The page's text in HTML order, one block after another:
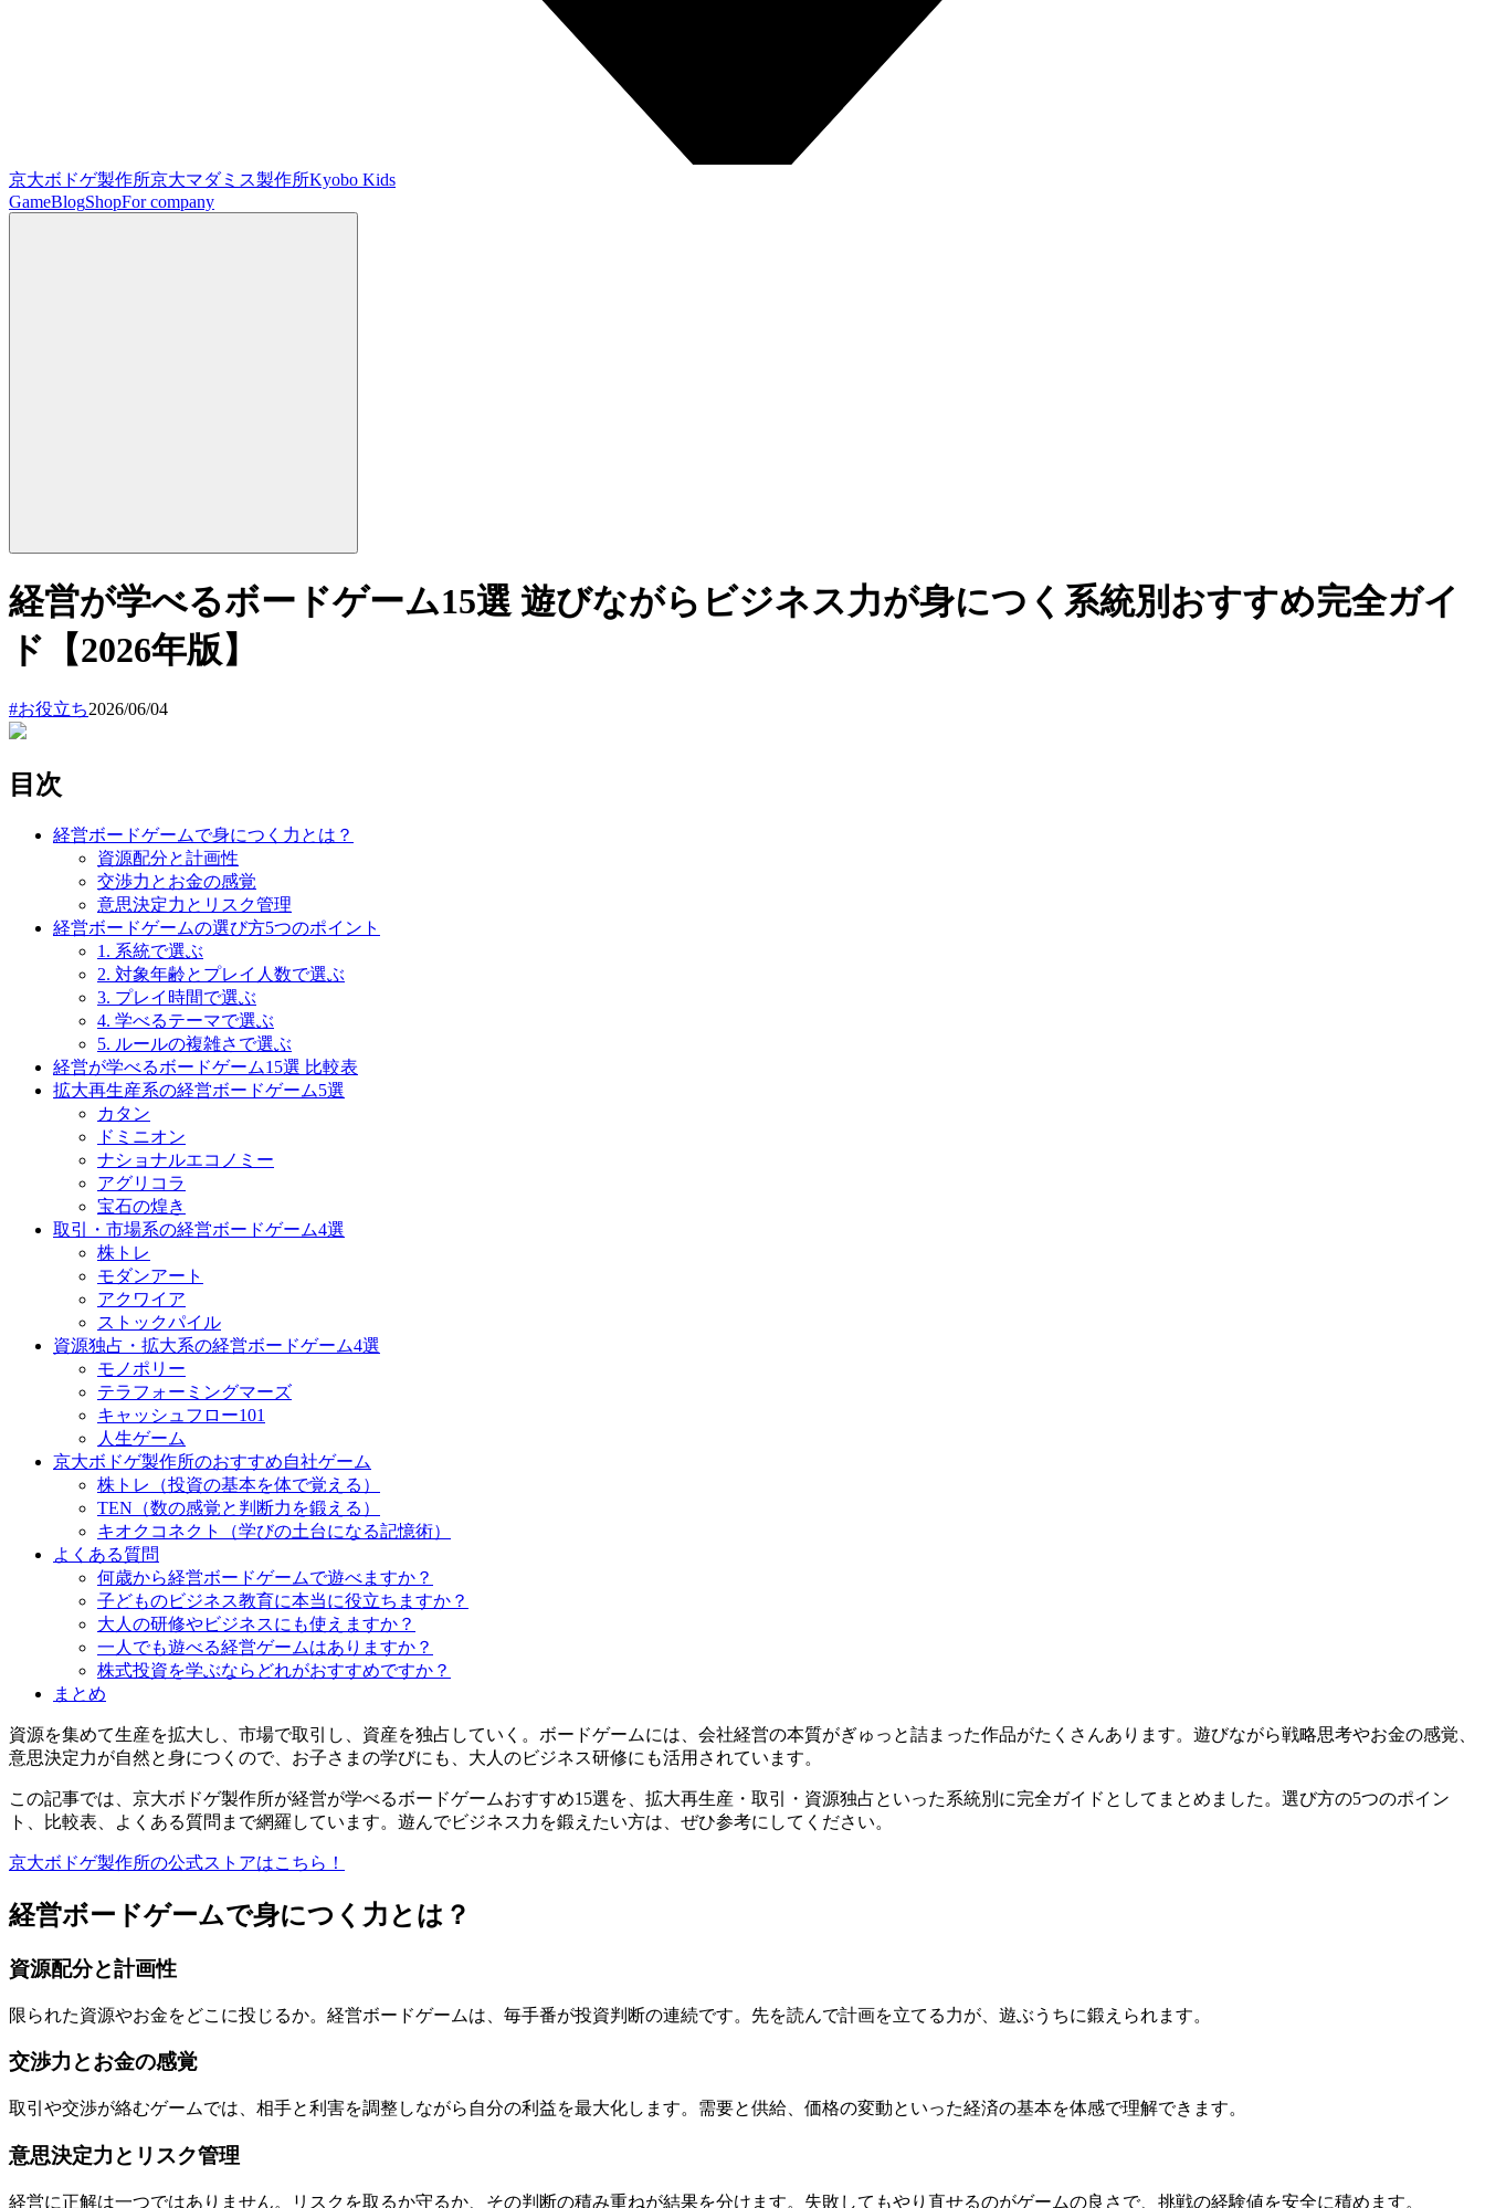
京大ボドゲ製作所京大マダミス製作所Kyobo Kids
GameBlogShopFor company
経営が学べるボードゲーム15選 遊びながらビジネス力が身につく系統別おすすめ完全ガイ
ド【2026年版】
#お役立ち2026/06/04
目次
経営ボードゲームで身につく力とは？
資源配分と計画性
交渉力とお金の感覚
意思決定力とリスク管理
経営ボードゲームの選び方5つのポイント
1. 系統で選ぶ
2. 対象年齢とプレイ人数で選ぶ
3. プレイ時間で選ぶ
4. 学べるテーマで選ぶ
5. ルールの複雑さで選ぶ
経営が学べるボードゲーム15選 比較表
拡大再生産系の経営ボードゲーム5選
カタン
ドミニオン
ナショナルエコノミー
アグリコラ
宝石の煌き
取引・市場系の経営ボードゲーム4選
株トレ
モダンアート
アクワイア
ストックパイル
資源独占・拡大系の経営ボードゲーム4選
モノポリー
テラフォーミングマーズ
キャッシュフロー101
人生ゲーム
京大ボドゲ製作所のおすすめ自社ゲーム
株トレ（投資の基本を体で覚える）
TEN（数の感覚と判断力を鍛える）
キオクコネクト（学びの土台になる記憶術）
よくある質問
何歳から経営ボードゲームで遊べますか？
子どものビジネス教育に本当に役立ちますか？
大人の研修やビジネスにも使えますか？
一人でも遊べる経営ゲームはありますか？
株式投資を学ぶならどれがおすすめですか？
まとめ
資源を集めて生産を拡大し、市場で取引し、資産を独占していく。ボードゲームには、会社経営の本質がぎゅっと詰まった作品がたくさんあります。遊びながら戦略思考やお金の感覚、
意思決定力が自然と身につくので、お子さまの学びにも、大人のビジネス研修にも活用されています。
この記事では、京大ボドゲ製作所が経営が学べるボードゲームおすすめ15選を、拡大再生産・取引・資源独占といった系統別に完全ガイドとしてまとめました。選び方の5つのポイン
ト、比較表、よくある質問まで網羅しています。遊んでビジネス力を鍛えたい方は、ぜひ参考にしてください。
京大ボドゲ製作所の公式ストアはこちら！
経営ボードゲームで身につく力とは？
資源配分と計画性
限られた資源やお金をどこに投じるか。経営ボードゲームは、毎手番が投資判断の連続です。先を読んで計画を立てる力が、遊ぶうちに鍛えられます。
交渉力とお金の感覚
取引や交渉が絡むゲームでは、相手と利害を調整しながら自分の利益を最大化します。需要と供給、価格の変動といった経済の基本を体感で理解できます。
意思決定力とリスク管理
経営に正解は一つではありません。リスクを取るか守るか、その判断の積み重ねが結果を分けます。失敗してもやり直せるのがゲームの良さで、挑戦の経験値を安全に積めます。